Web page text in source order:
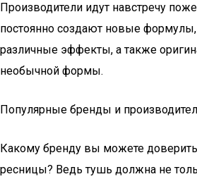
Производители идут навстречу
постоянно создают новые
различные эффекты, а также
необычной формы.
Популярные бренды и
Какому бренду вы можете
ресницы? Ведь тушь должна не